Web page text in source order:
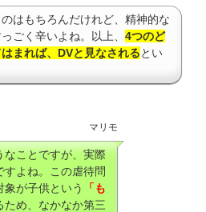
はもちろんだけれど、精神的な
ごく辛いよね。以上、 4つのど
まれば、DVと見なされるとい
マリモ
なことですが、実際
すよね。この虐待問
が子供という
「も
ため、なかなか第三